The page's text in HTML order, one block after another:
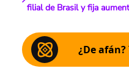
filial de Brasil y fija
¿De afán?